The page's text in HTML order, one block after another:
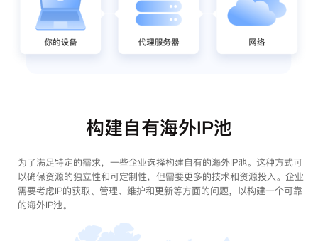
构建自有海外IP池
为了满足特定的需求，一些企业选择构建自有的海外IP池。这种方式可
以确保资源的独立性和可定制性，但需要更多的技术和资源投入。企业
需要考虑IP的获取、管理、维护和更新等方面的问题，以构建一个可靠
的海外IP池。